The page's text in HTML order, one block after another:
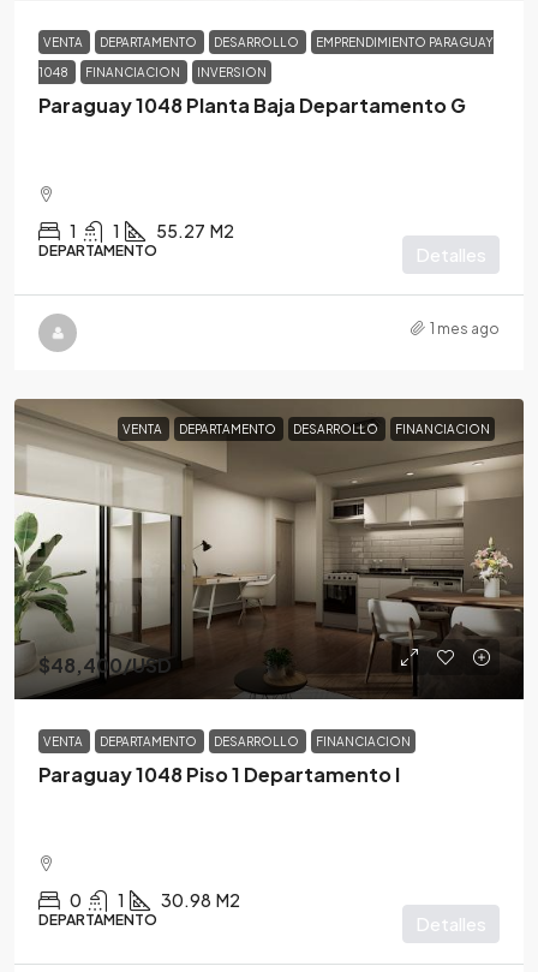
VENTA DEPARTAMENTO DESARROLLO EMPRENDIMIENTO PARAGUAY
1048 FINANCIACION INVERSION
Paraguay 1048 Planta Baja Departamento G
1 1 55.27 M2
DEPARTAMENTO Detalles
1 mes ago
VENTA DEPARTAMENTO DESARROLLO FINANCIACION
$48,400/USD
VENTA DEPARTAMENTO DESARROLLO FINANCIACION
Paraguay 1048 Piso 1 Departamento I
0 1 30.98 M2
DEPARTAMENTO Detalles